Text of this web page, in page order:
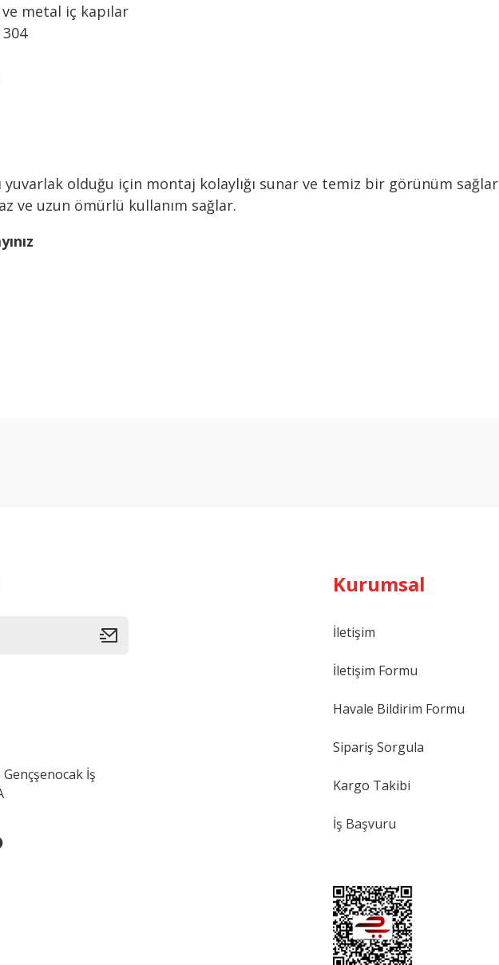
ve metal iç kapılar
yuvarlak olduğu için montaj kolaylığı sunar ve temiz bir görünüm
ve uzun ömürlü kullanım sağlar.
İş
Kurumsal
İletişim
İletişim Formu
Havale Bildirim Formu
Sipariş Sorgula
Kargo Takibi
İş Başvuru